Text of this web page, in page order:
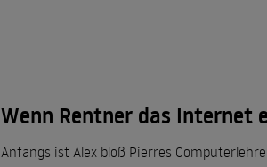
Wenn Rentner das Internet
Anfangs ist Alex bloß Pierres